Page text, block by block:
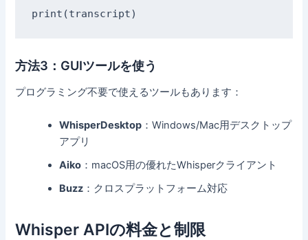
方法3：GUIツールを使う
プログラミング不要で使えるツールもあります：
WhisperDesktop ：Windows/Mac用デスクトップ
アプリ
Aiko ：macOS用の優れたWhisperクライアント
Buzz ：クロスプラットフォーム対応
Whisper APIの料金と制限